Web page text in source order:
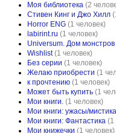
Моя библиотека (2
Cтивен Кинг и Джо Хилл
Horror ENG (1 человек)
labirint.ru (1 человек)
Universum. Дом
Wishlist (1 человек)
Без серии (1 человек)
Желаю приобрести (1
к прочтению (1 человек)
Может быть купить (1
Мои книги. (1 человек)
Мои книги: ужасы/мистика
Мои книги: Фантастика (1
Мои книжечки (1 человек)